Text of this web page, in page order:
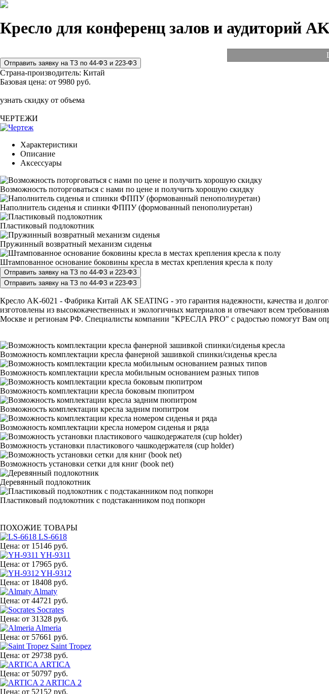
Кресло для конференц залов и аудиторий
Страна-производитель: Китай
Базовая цена: от 9980 руб.
узнать скидку от объема
ЧЕРТЕЖИ
Характеристики
Описание
Аксессуары
Возможность поторговаться с нами по цене и получить хорошую скидку
Наполнитель сиденья и спинки ФППУ (формованный пенополиуретан)
Пластиковый подлокотник
Пружинный возвратный механизм сиденья
Штампованное основание боковины кресла в местах крепления кресла к полу
Кресло AK-6021 - Фабрика Китай АК SEATING - это гарантия надежности, качества и
изготовлены из высококачественных и экологичных материалов и отвечают всем
Москве и регионам РФ. Специалисты компании "КРЕСЛА PRO" с радостью помогут Вам
Возможность комплектации кресла фанерной зашивкой спинки/сиденья кресла
Возможность комплектации кресла мобильным основанием разных типов
Возможность комплектации кресла боковым пюпитром
Возможность комплектации кресла задним пюпитром
Возможность комплектации кресла номером сиденья и ряда
Возможность установки пластикового чашкодержателя (cup holder)
Возможность установки сетки для книг (book net)
Деревянный подлокотник
Пластиковый подлокотник с подстаканником под попкорн
ПОХОЖИЕ ТОВАРЫ
LS-6618
Цена: от 15146 руб.
YH-9311
Цена: от 17965 руб.
YH-9312
Цена: от 18408 руб.
Almaty
Цена: от 44721 руб.
Socrates
Цена: от 31328 руб.
Almeria
Цена: от 57661 руб.
Saint Tropez
Цена: от 29738 руб.
ARTICA
Цена: от 50797 руб.
ARTICA 2
Цена: от 52152 руб.